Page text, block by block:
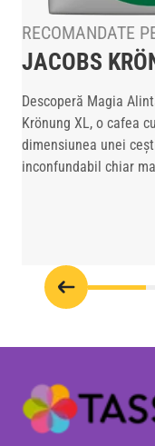
RECOMANDATE
JACOBS
Descoperă Magia
Krönung XL, o cafea
dimensiunea unei
inconfundabil chiar